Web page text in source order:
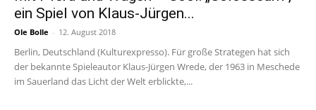
ein Spiel von Klaus-Jürgen...
Ole Bolle - 12. August 2018
Berlin, Deutschland (Kulturexpresso). Für große Strategen hat sich
der bekannte Spieleautor Klaus-Jürgen Wrede, der 1963 in Meschede
im Sauerland das Licht der Welt erblickte,...